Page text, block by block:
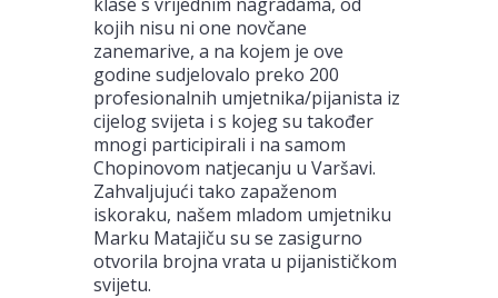
kojih nisu ni one novčane
zanemarive, a na kojem je ove
godine sudjelovalo preko 200
profesionalnih umjetnika/pijanista iz
cijelog svijeta i s kojeg su također
mnogi participirali i na samom
Chopinovom natjecanju u Varšavi.
Zahvaljujući tako zapaženom
iskoraku, našem mladom umjetniku
Marku Matajiču su se zasigurno
otvorila brojna vrata u pijanističkom
svijetu.